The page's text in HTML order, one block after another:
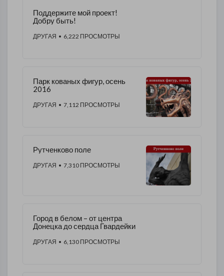
Поддержите мой проект!
Добру быть!
ДРУГАЯ • 6,222 ПРОСМОТРЫ
Парк кованых фигур, осень
2016
ДРУГАЯ • 7,112 ПРОСМОТРЫ
Рутченково поле
ДРУГАЯ • 7,310 ПРОСМОТРЫ
Город в белом – от центра
Донецка до сердца Гвардейки
ДРУГАЯ • 6,130 ПРОСМОТРЫ